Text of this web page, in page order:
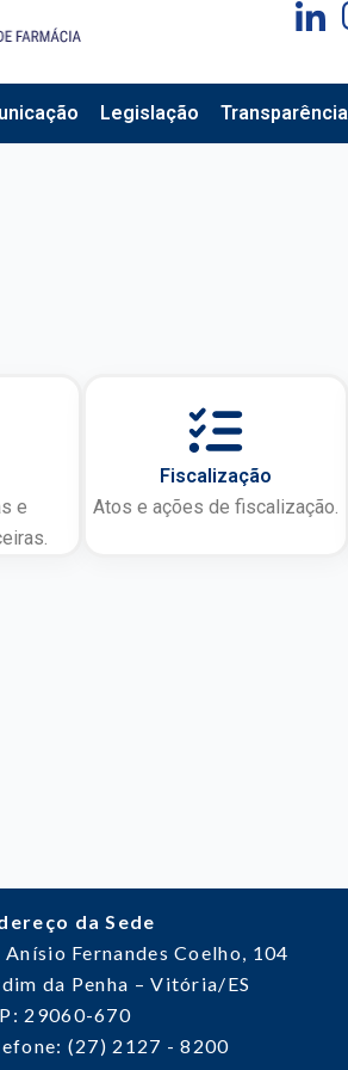
Legislação Transparência
e
Fiscalização
Atos e ações de fiscalização.
da Sede
Anísio Fernandes Coelho, 104
da Penha – Vitória/ES
29060-670
(27) 2127 - 8200